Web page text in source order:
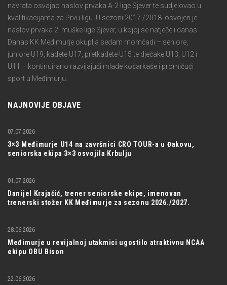
navrata osvajao naslov prvaka A-2 lige Sjever te sudjelovao u
kvalifikacijama za Prvu ligu. U sezoni 2017./2018. osvojen je
naslov prvaka 2. muške lige Sjever, u kojoj se natječe i danas.
Danas KK Međimurje okuplja sedam momčadi – seniore,
juniore U19, kadete U17, pretkadete U15 te dječake U13, U12 i
U11 – kontinuirano razvijajući mlade košarkaše i promičući
sport u Međimurju.
NAJNOVIJE OBJAVE
3×3 Međimurje U14 na završnici CRO TOUR-a u Đakovu,
seniorska ekipa 3×3 osvojila Krbulju
07.07.2026
Danijel Krajačić, trener seniorske ekipe, imenovan
trenerski stožer KK Međimurje za sezonu 2026./2027.
01.07.2026
Međimurje u revijalnoj utakmici ugostilo atraktivnu NCAA
ekipu OBU Bison
28.06.2026
22.06.2026